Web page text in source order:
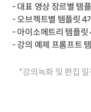
- 대표 영상 장르별 템
- 오브젝트별 템플릿 4
- 아이소메트리 템플릿
- 강의 예제 프롬프트
*강의녹화 및 편집